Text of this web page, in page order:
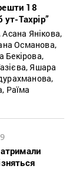
18
ут-Тахрір”
Янікова,
Османова,
Бекірова,
Яшара
Раїма